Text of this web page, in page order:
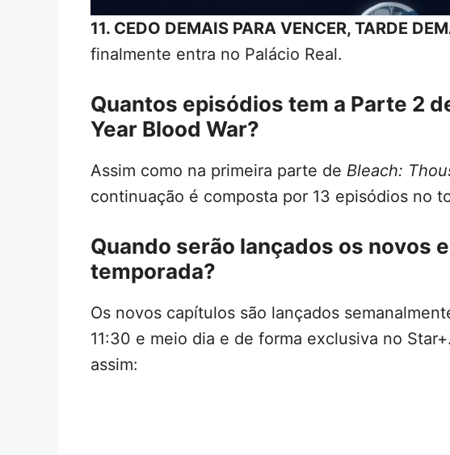
11. CEDO DEMAIS PARA VENCER, TARDE
finalmente entra no Palácio Real.
Quantos episódios tem a Parte 2
Year Blood War?
Assim como na primeira parte de Bleach:
continuação é composta por 13 episódios no
Quando serão lançados os novos
temporada?
Os novos capítulos são lançados
11:30 e meio dia e de forma exclusiva no
assim: